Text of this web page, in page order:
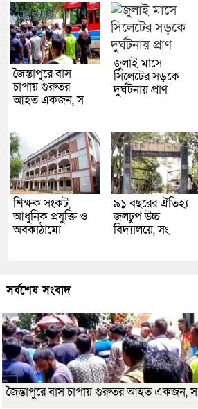
জৈন্তাপুরে বাস
চাপায় গুরুতর
আহত একজন, স
জুলাই মাসে
সিলেটের সড়কে
দুর্ঘটনায় প্রাণ
শিক্ষক সংকট,
আধুনিক প্রযুক্তি ও
অবকাঠামো
৯১ বছরের ঐতিহ্য
জলঢুপ উচ্চ
বিদ্যালয়ে, সং
সর্বশেষ সংবাদ
জৈন্তাপুরে বাস চাপায় গুরুতর আহত একজন, স